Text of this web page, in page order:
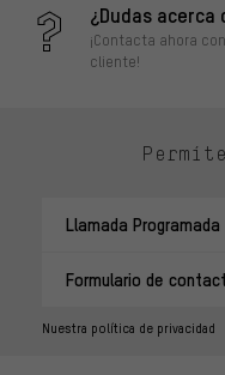
¿Dudas
¡Contacta ahora
cliente!
Llamada Programada
Formulario de
Nuestra política de privacidad